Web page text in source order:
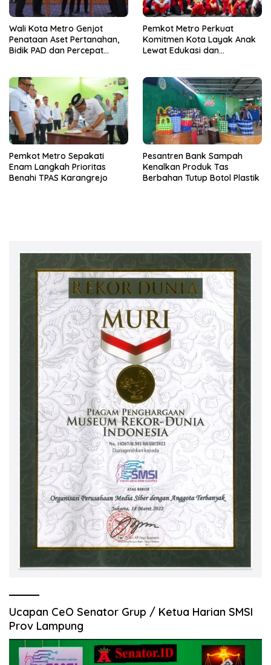
Wali Kota Metro Genjot
Penataan Aset Pertanahan,
Bidik PAD dan Percepat
Pemkot Metro Perkuat
Komitmen Kota Layak Anak
Lewat Edukasi dan
Pemkot Metro Sepakati
Enam Langkah Prioritas
Benahi TPAS Karangrejo
Pesantren Bank Sampah
Kenalkan Produk Tas
Berbahan Tutup Botol Plastik
Ucapan CeO Senator Grup / Ketua Harian SMSI
Prov Lampung